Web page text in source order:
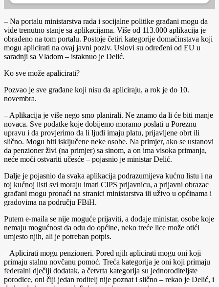
– Na portalu ministarstva rada i socijalne politike građani mogu da
vide trenutno stanje sa aplikacijama. Više od 113.000 aplikacija je
obrađeno na tom portalu. Postoje četiri kategorije domaćinstava koji
mogu aplicirati na ovaj javni poziv. Uslovi su određeni od EU u
saradnji sa Vladom – istaknuo je Delić.
Ko sve može apalicirati?
Pozvao je sve građane koji nisu da apliciraju, a rok je do 10.
novembra.
– Aplikacija je više nego smo planirali. Ne znamo da li će biti manje
novaca. Sve podatke koje dobijemo moramo poslati u Poreznu
upravu i da provjerimo da li ljudi imaju platu, prijavljene obrt ili
slično. Mogu biti isključene neke osobe. Na primjer, ako se ustanovi
da penzioner živi (na primjer) sa sinom, a on ima visoka primanja,
neće moći ostvariti učesće – pojasnio je ministar Delić.
Dalje je pojasnio da svaka aplikacija podrazumijeva kućnu listu i na
toj kućnoj listi svi moraju imati CIPS prijavnicu, a prijavni obrazac
građani mogu pronaći na stranici ministarstva ili uživo u općinama i
gradovima na području FBiH.
Putem e-maila se nije moguće prijaviti, a dodaje ministar, osobe koje
nemaju mogućnost da odu do općine, neko treće lice može otići
umjesto njih, ali je potreban potpis.
– Aplicirati mogu penzioneri. Pored njih aplicirati mogu oni koji
primaju stalnu novčanu pomoć. Treća kategorija je oni koji primaju
federalni dječiji dodatak, a četvrta kategorija su jednoroditeljste
porodice, oni čiji jedan roditelj nije poznat i slično – rekao je Delić, i